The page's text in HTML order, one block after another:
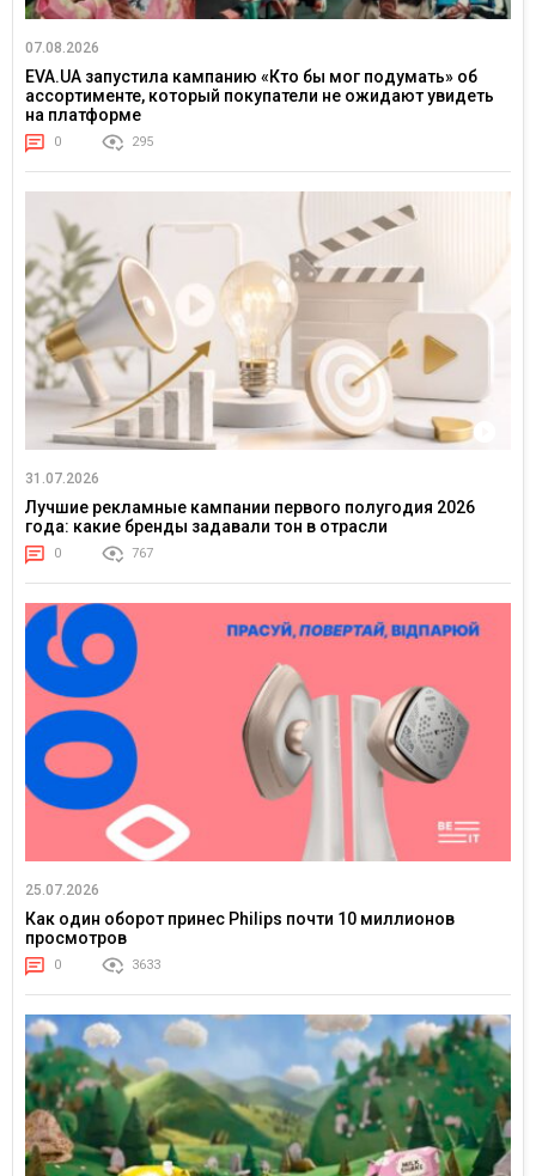
07.08.2026
EVA.UA запустила кампанию «Кто бы мог подумать» об
ассортименте, который покупатели не ожидают увидеть
на платформе
0 295
31.07.2026
Лучшие рекламные кампании первого полугодия 2026
года: какие бренды задавали тон в отрасли
0 767
25.07.2026
Как один оборот принес Philips почти 10 миллионов
просмотров
0 3633